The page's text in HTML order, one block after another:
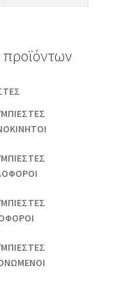
προϊόντων